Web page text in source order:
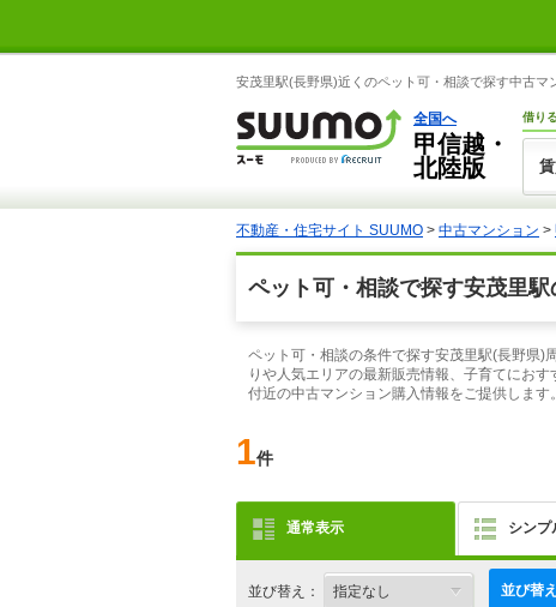
安茂里駅(長野県)近くのペット可・相談で探す中古
全国へ
甲信越・
北陸版
借りる
不動産・住宅サイト SUUMO > 中古マンション >
ペット可・相談で探す安茂里
ペット可・相談の条件で探す安茂里駅(長野県)
りや人気エリアの最新販売情報、子育てにお
付近の中古マンション購入情報をご提供します。
1件
通常表示 シンプ
並び替え： 並び替え